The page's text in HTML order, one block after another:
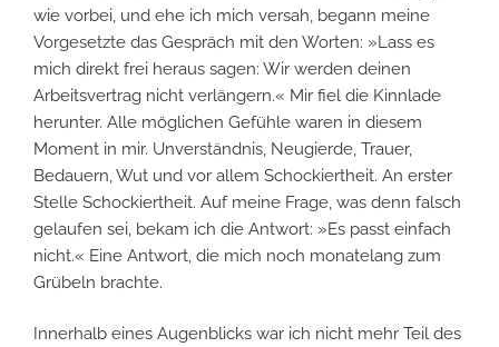
wie vorbei, und ehe ich mich versah, begann meine
Vorgesetzte das Gespräch mit den Worten: »Lass es
mich direkt frei heraus sagen: Wir werden deinen
Arbeitsvertrag nicht verlängern.« Mir fiel die Kinnlade
herunter. Alle möglichen Gefühle waren in diesem
Moment in mir. Unverständnis, Neugierde, Trauer,
Bedauern, Wut und vor allem Schockiertheit. An erster
Stelle Schockiertheit. Auf meine Frage, was denn falsch
gelaufen sei, bekam ich die Antwort: »Es passt einfach
nicht.« Eine Antwort, die mich noch monatelang zum
Grübeln brachte.
Innerhalb eines Augenblicks war ich nicht mehr Teil des